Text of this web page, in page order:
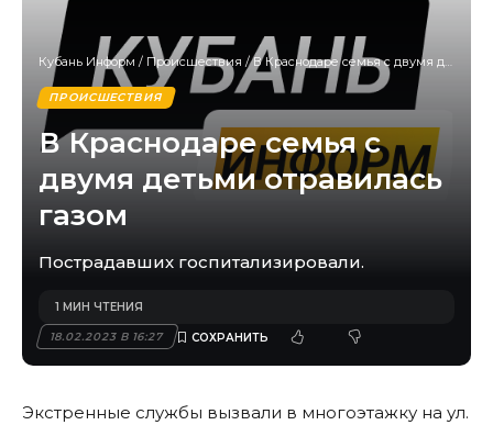
Кубань Информ / Происшествия /В Краснодаре семья с двумя детьми отравилась газом
ПРОИСШЕСТВИЯ
В Краснодаре семья с
двумя детьми отравилась
газом
Пострадавших госпитализировали.
18.02.2023 В 16:27
1 МИН ЧТЕНИЯ
Экстренные службы вызвали в многоэтажку на ул.